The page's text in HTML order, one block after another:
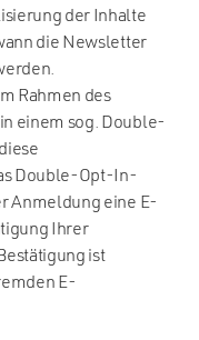
der Inhalte
die Newsletter
Rahmen des
einem sog. Double-
Double-Opt-In-
Anmeldung eine E-
Ihrer
ist
E-